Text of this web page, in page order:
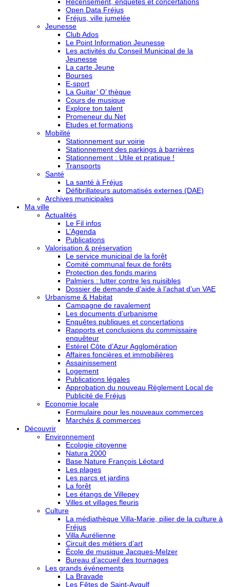
Open Data Fréjus
Fréjus, ville jumelée
Jeunesse
Club Ados
Le Point Information Jeunesse
Les activités du Conseil Municipal de la
Jeunesse
La carte Jeune
Bourses
E-sport
La Guitar’ O’ thèque
Cours de musique
Explore ton talent
Promeneur du Net
Etudes et formations
Mobilité
Stationnement sur voirie
Stationnement des parkings à barrières
Stationnement : Utile et pratique !
Transports
Santé
La santé à Fréjus
Défibrillateurs automatisés externes (DAE)
Archives municipales
Ma ville
Actualités
Le Fil infos
L’Agenda
Publications
Valorisation & préservation
Le service municipal de la forêt
Comité communal feux de forêts
Protection des fonds marins
Palmiers : lutter contre les nuisibles
Dossier de demande d’aide à l’achat d’un VAE
Urbanisme & Habitat
Campagne de ravalement
Les documents d’urbanisme
Enquêtes publiques et concertations
Rapports et conclusions du commissaire
enquêteur
Estérel Côte d’Azur Agglomération
Affaires foncières et immobilières
Assainissement
Logement
Publications légales
Approbation du nouveau Règlement Local de
Publicité de Fréjus
Economie locale
Formulaire pour les nouveaux commerces
Marchés & commerces
Découvrir
Environnement
Ecologie citoyenne
Natura 2000
Base Nature François Léotard
Les plages
Les parcs et jardins
La forêt
Les étangs de Villepey
Villes et villages fleuris
Culture
La médiathèque Villa-Marie, pilier de la culture à
Fréjus
Villa Aurélienne
Circuit des métiers d’art
École de musique Jacques-Melzer
Bureau d’accueil des tournages
Les grands événements
La Bravade
Les Fêtes de Saint-Aygulf